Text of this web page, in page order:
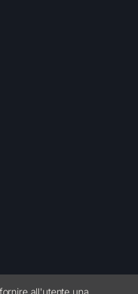
all'utente una